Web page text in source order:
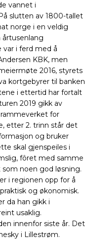
vannet i
slutten av 1800-tallet
norge i en veldig
var i ferd med å
KBK, men
2016, styrets
kortgebyrer til banken
i ettertid har fortalt
2019 gikk av
rammeverket for
etter 2. trinn står det
og bruker
skal gjenspeiles i
fôret med samme
noen god løsning.
i regionen opp for å
og økonomisk.
da han gikk i
usaklig.
innenfor siste år. Det
i Lillestrøm.